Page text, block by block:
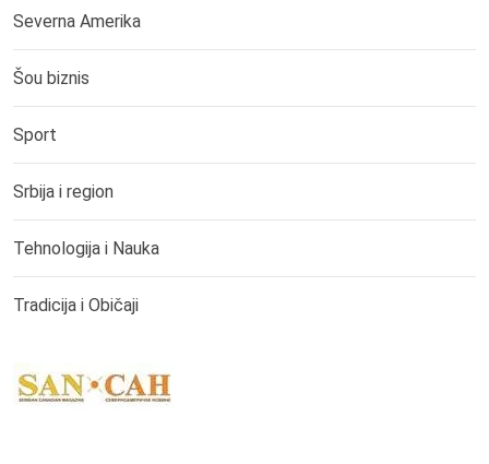
Severna Amerika
Šou biznis
Sport
Srbija i region
Tehnologija i Nauka
Tradicija i Običaji